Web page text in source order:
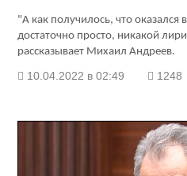
"А как получилось, что оказался
достаточно просто, никакой
рассказывает Михаил Андреев.
10.04.2022 в 02:49 1248